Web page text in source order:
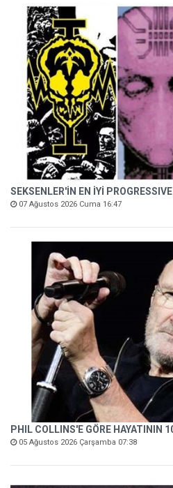
SEKSENLER'İN EN İYİ
07 Ağustos 2026 Cuma 16:47
PHIL COLLINS'E GÖRE HAYATININ
05 Ağustos 2026 Çarşamba 07:38